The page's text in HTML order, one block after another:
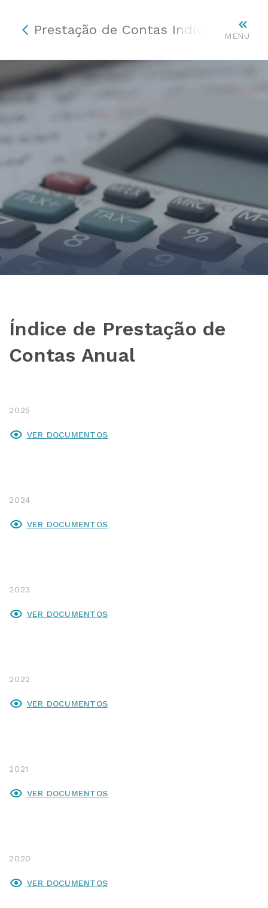
MENU
Prestação de Contas Individual
Índice de Prestação de
Contas Anual
2025
VER DOCUMENTOS
2024
VER DOCUMENTOS
2023
VER DOCUMENTOS
2022
VER DOCUMENTOS
2021
VER DOCUMENTOS
2020
VER DOCUMENTOS